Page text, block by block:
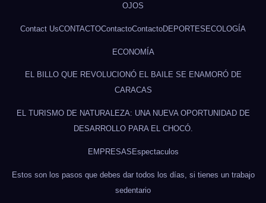
OJOS
Contact UsCONTACTOContactoContactoDEPORTESECOLOGÍA
ECONOMÍA
EL BILLO QUE REVOLUCIONÓ EL BAILE SE ENAMORÓ DE
CARACAS
EL TURISMO DE NATURALEZA: UNA NUEVA OPORTUNIDAD DE
DESARROLLO PARA EL CHOCÓ.
EMPRESAS Espectaculos
Estos son los pasos que debes dar todos los días, si tienes un trabajo
sedentario